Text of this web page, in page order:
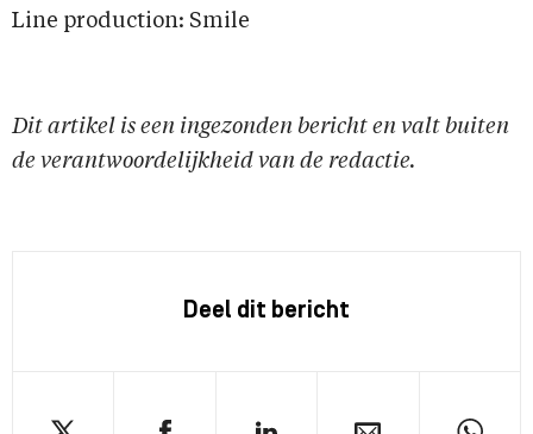
Line production: Smile
Dit artikel is een ingezonden bericht en valt buiten
de verantwoordelijkheid van de redactie.
Deel dit bericht